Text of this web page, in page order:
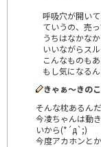
呼吸穴が開い
ていうの、売っ
うちはなかな
いいながらス
こんなものも
もし気になる
きゃぁ～きの
そんな枕あるん
今凌ちゃんは動
いから(*´д`;)
今度アカホンと